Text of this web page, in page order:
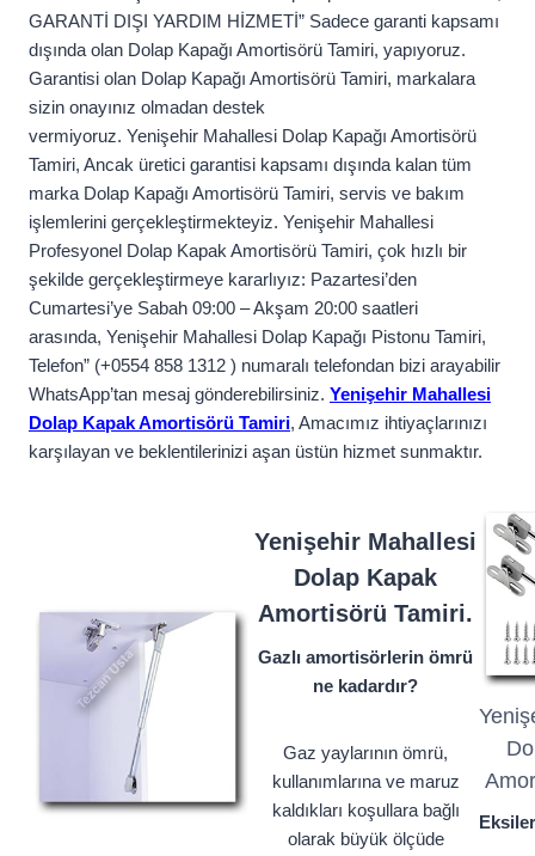
GARANTİ DIŞI YARDIM HİZMETİ” Sadece garanti kapsamı
dışında olan Dolap Kapağı Amortisörü Tamiri, yapıyoruz.
Garantisi olan Dolap Kapağı Amortisörü Tamiri, markalara
sizin onayınız olmadan destek
vermiyoruz. Yenişehir Mahallesi Dolap Kapağı Amortisörü
Tamiri, Ancak üretici garantisi kapsamı dışında kalan tüm
marka Dolap Kapağı Amortisörü Tamiri, servis ve bakım
işlemlerini gerçekleştirmekteyiz. Yenişehir Mahallesi
Profesyonel Dolap Kapak Amortisörü Tamiri, çok hızlı bir
şekilde gerçekleştirmeye kararlıyız: Pazartesi’den
Cumartesi’ye Sabah 09:00 – Akşam 20:00 saatleri
arasında, Yenişehir Mahallesi Dolap Kapağı Pistonu Tamiri,
Telefon” (+0554 858 1312 ) numaralı telefondan bizi arayabilir
WhatsApp’tan mesaj gönderebilirsiniz. Yenişehir Mahallesi
Dolap Kapak Amortisörü Tamiri, Amacımız ihtiyaçlarınızı
karşılayan ve beklentilerinizi aşan üstün hizmet sunmaktır.
Yenişehir Mahallesi
Dolap Kapak
Amortisörü Tamiri.
Gazlı amortisörlerin ömrü
ne kadardır?
Gaz yaylarının ömrü,
kullanımlarına ve maruz
kaldıkları koşullara bağlı
olarak büyük ölçüde